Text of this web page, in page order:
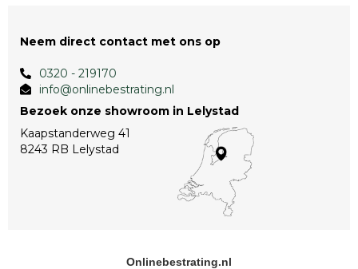
Neem direct contact met ons op
0320 - 219170
info@onlinebestrating.nl
Bezoek onze showroom in Lelystad
Kaapstanderweg 41
8243 RB Lelystad
Onlinebestrating.nl